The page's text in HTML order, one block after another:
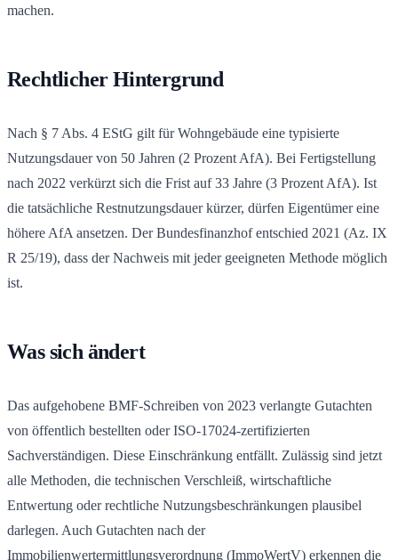
machen.
Rechtlicher Hintergrund
Nach § 7 Abs. 4 EStG gilt für Wohngebäude eine typisierte
Nutzungsdauer von 50 Jahren (2 Prozent AfA). Bei Fertigstellung
nach 2022 verkürzt sich die Frist auf 33 Jahre (3 Prozent AfA). Ist
die tatsächliche Restnutzungsdauer kürzer, dürfen Eigentümer eine
höhere AfA ansetzen. Der Bundesfinanzhof entschied 2021 (Az. IX
R 25/19), dass der Nachweis mit jeder geeigneten Methode möglich
ist.
Was sich ändert
Das aufgehobene BMF-Schreiben von 2023 verlangte Gutachten
von öffentlich bestellten oder ISO-17024-zertifizierten
Sachverständigen. Diese Einschränkung entfällt. Zulässig sind jetzt
alle Methoden, die technischen Verschleiß, wirtschaftliche
Entwertung oder rechtliche Nutzungsbeschränkungen plausibel
darlegen. Auch Gutachten nach der
Immobilienwertermittlungsverordnung (ImmoWertV) erkennen die